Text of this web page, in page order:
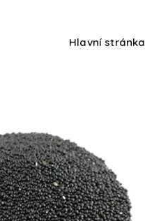
Hlavní stránka